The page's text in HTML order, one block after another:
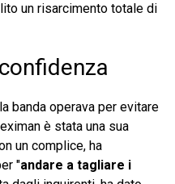
un risarcimento totale di
banda operava per evitare
è stata una sua
un complice, ha
"andare a tagliare i